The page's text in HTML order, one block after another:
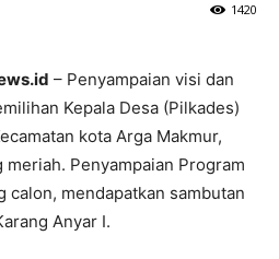
1420
– Penyampaian visi dan
Kepala Desa (Pilkades)
kota Arga Makmur,
Penyampaian Program
calon, mendapatkan sambutan
Anyar I.